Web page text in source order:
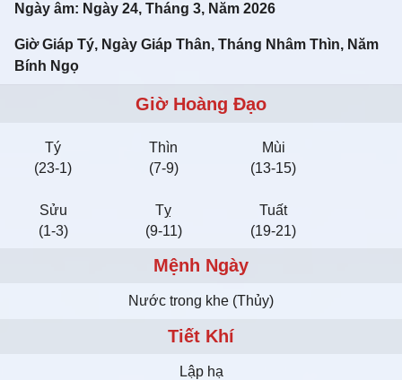
Ngày âm: Ngày 24, Tháng 3, Năm 2026
Giờ Giáp Tý, Ngày Giáp Thân, Tháng Nhâm Thìn, Năm
Bính Ngọ
Giờ Hoàng Đạo
Tý
(23-1)
Thìn
(7-9)
Mùi
(13-15)
Sửu
(1-3)
Tỵ
(9-11)
Tuất
(19-21)
Mệnh Ngày
Nước trong khe (Thủy)
Tiết Khí
Lập hạ